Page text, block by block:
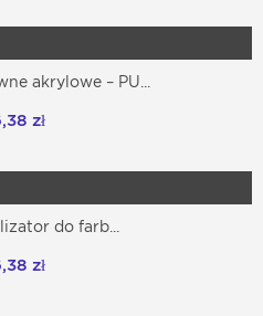
akrylowe – PU...
zł
do farb...
zł